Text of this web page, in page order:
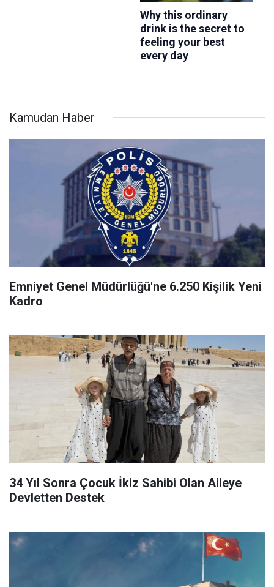
Kamudan Haber
Emniyet Genel Müdürlüğü'ne 6.250 Kişilik Yeni
Kadro
34 Yıl Sonra Çocuk İkiz Sahibi Olan Aileye
Devletten Destek